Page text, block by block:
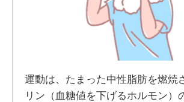
運動は、たまった中性脂肪を燃焼
リン（血糖値を下げるホルモン）